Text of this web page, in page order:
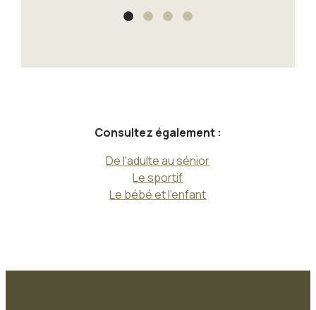
Consultez également :
De l'adulte au sénior
Le sportif
Le bébé et l'enfant